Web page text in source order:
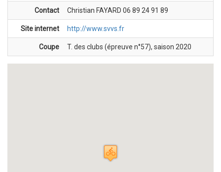
Contact Christian FAYARD 06 89 24 91 89
Site internet http://www.svvs.fr
Coupe T. des clubs (épreuve n°57), saison 2020